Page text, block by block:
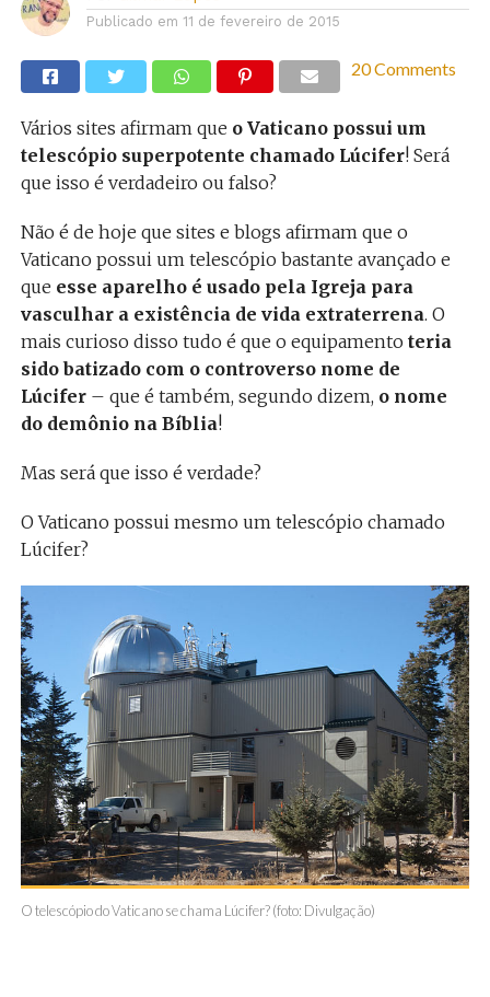
Publicado em 11 de fevereiro de 2015
20 Comments
Vários sites afirmam que o Vaticano possui um
telescópio superpotente chamado Lúcifer! Será
que isso é verdadeiro ou falso?
Não é de hoje que sites e blogs afirmam que o
Vaticano possui um telescópio bastante avançado e
que esse aparelho é usado pela Igreja para
vasculhar a existência de vida extraterrena. O
mais curioso disso tudo é que o equipamento teria
sido batizado com o controverso nome de
Lúcifer– que é também, segundo dizem, o nome
do demônio na Bíblia!
Mas será que isso é verdade?
O Vaticano possui mesmo um telescópio chamado
Lúcifer?
O telescópio do Vaticano se chama Lúcifer? (foto: Divulgação)